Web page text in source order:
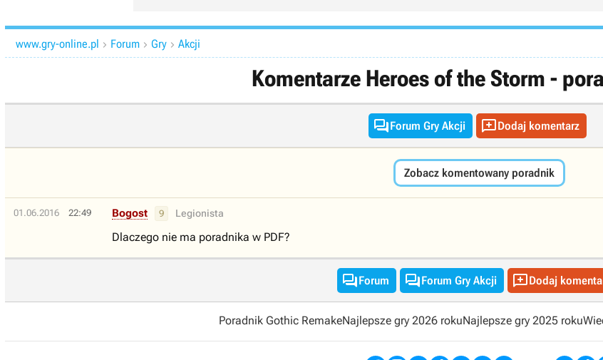
www.gry-online.pl  Forum  Gry  Akcji
Komentarze Heroes of the Storm -
Forum Gry Akcji Dodaj komentarz
Zobacz komentowany poradnik
01.06.2016 22:49 Bogost 9 Legionista
Dlaczego nie ma poradnika w PDF?
Forum Forum Gry Akcji Dodaj
Poradnik Gothic RemakeNajlepsze gry 2026 rokuNajlepsze gry 2025 roku